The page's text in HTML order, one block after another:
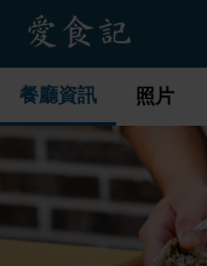
餐廳資訊 照片